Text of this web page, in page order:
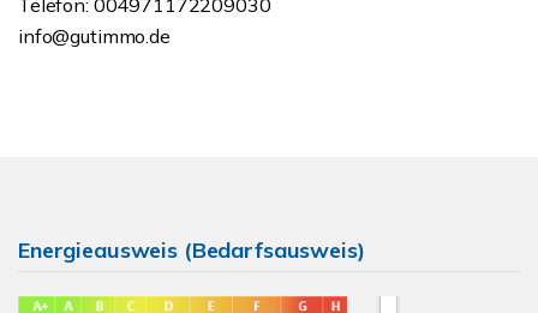
Telefon: 004971172209030
info@gutimmo.de
Energieausweis (Bedarfsausweis)